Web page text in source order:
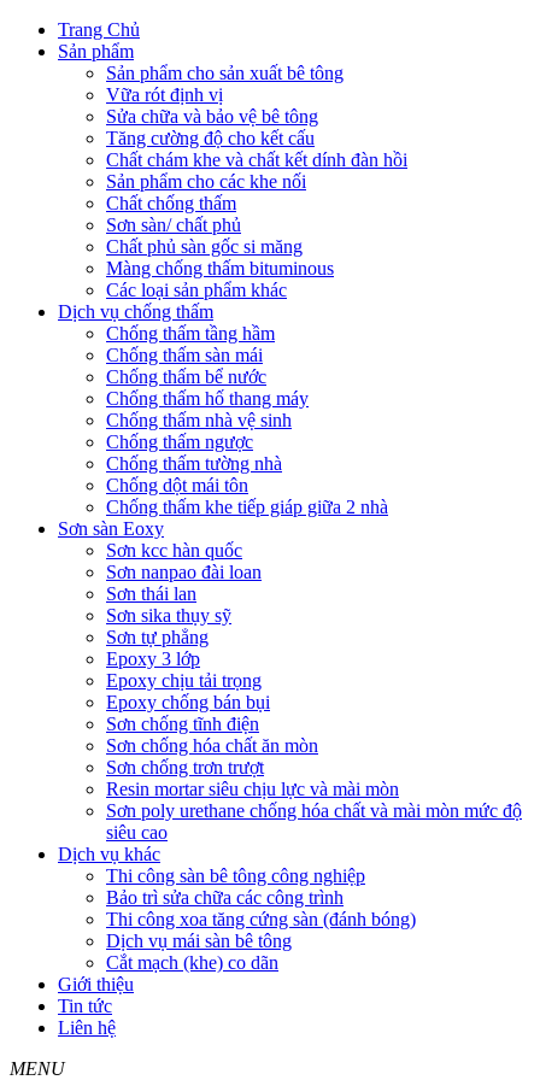
Trang Chủ
Sản phẩm
Sản phẩm cho sản xuất bê tông
Vữa rót định vị
Sửa chữa và bảo vệ bê tông
Tăng cường độ cho kết cấu
Chất chám khe và chất kết dính đàn hồi
Sản phẩm cho các khe nối
Chất chống thấm
Sơn sàn/ chất phủ
Chất phủ sàn gốc si măng
Màng chống thấm bituminous
Các loại sản phẩm khác
Dịch vụ chống thấm
Chống thấm tầng hầm
Chống thấm sàn mái
Chống thấm bể nước
Chống thấm hố thang máy
Chống thấm nhà vệ sinh
Chống thấm ngược
Chống thấm tường nhà
Chống dột mái tôn
Chống thấm khe tiếp giáp giữa 2 nhà
Sơn sàn Eoxy
Sơn kcc hàn quốc
Sơn nanpao đài loan
Sơn thái lan
Sơn sika thụy sỹ
Sơn tự phẳng
Epoxy 3 lớp
Epoxy chịu tải trọng
Epoxy chống bán bụi
Sơn chống tĩnh điện
Sơn chống hóa chất ăn mòn
Sơn chống trơn trượt
Resin mortar siêu chịu lực và mài mòn
Sơn poly urethane chống hóa chất và mài mòn mức độ
siêu cao
Dịch vụ khác
Thi công sàn bê tông công nghiệp
Bảo trì sửa chữa các công trình
Thi công xoa tăng cứng sàn (đánh bóng)
Dịch vụ mái sàn bê tông
Cắt mạch (khe) co dãn
Giới thiệu
Tin tức
Liên hệ
MENU